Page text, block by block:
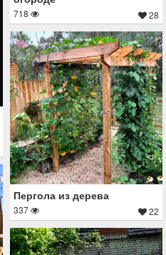
718 28
Пергола из дерева
337 22